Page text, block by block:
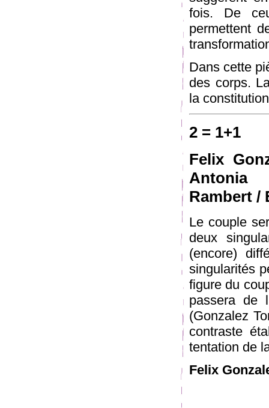
fois. De
permettent
Dans cette
des corps.
la
2 = 1+1
Felix
Antonia
Rambert /
Le couple
deux
(encore)
singularités
figure du
passera de
(Gonzalez
contraste
tentation de
Felix